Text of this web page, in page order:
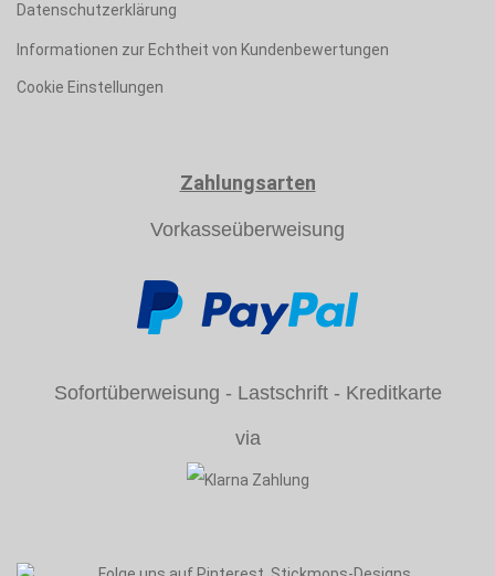
Datenschutzerklärung
Informationen zur Echtheit von Kundenbewertungen
Cookie Einstellungen
Zahlungsarten
Vorkasseüberweisung
Sofortüberweisung - Lastschrift - Kreditkarte
via